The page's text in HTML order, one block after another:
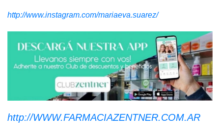
http://www.instagram.com/mariaeva.suarez/
http://WWW.FARMACIAZENTNER.COM.AR